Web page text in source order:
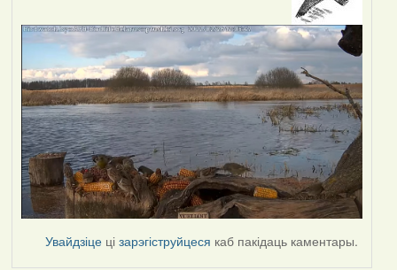
Увайдзіце цізарэгіструйцеся каб пакідаць каментары.